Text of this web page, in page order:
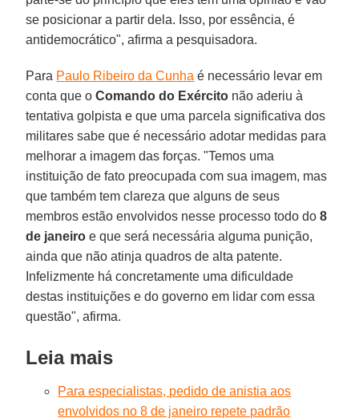
se posicionar a partir dela. Isso, por essência, é
antidemocrático", afirma a pesquisadora.
Para Paulo Ribeiro da Cunha é necessário levar em
conta que oComando do Exército não aderiu à
tentativa golpista e que uma parcela significativa dos
militares sabe que é necessário adotar medidas para
melhorar a imagem das forças. "Temos uma
instituição de fato preocupada com sua imagem, mas
que também tem clareza que alguns de seus
membros estão envolvidos nesse processo todo do8
de janeiro e que será necessária alguma punição,
ainda que não atinja quadros de alta patente.
Infelizmente há concretamente uma dificuldade
destas instituições e do governo em lidar com essa
questão", afirma.
Leia mais
Para especialistas, pedido de anistia aos
envolvidos no 8 de janeiro repete padrão